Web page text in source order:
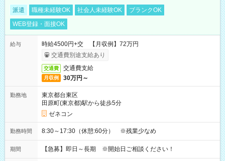
派遣 職種未経験OK 社会人未経験OK
ブランクOK
WEB登録・面接OK
給与
時給4500円+交 【月収例】72万円
交通費別途支給あり
交通費 交通費支給
月収例 30万円～
勤務地
東京都台東区
田原町(東京都)駅から徒歩5分
ゼネコン
勤務時間 8:30～17:30（休憩:60分） ※残業少なめ
期間 【急募】即日～長期 ※開始日ご相談ください！